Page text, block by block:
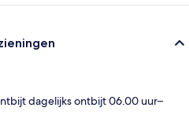
dagelijks ontbijt 06.00 uur–